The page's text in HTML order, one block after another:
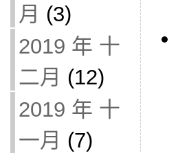
月 (3)
2019 年 十
二月 (12)
2019 年 十
一月 (7)